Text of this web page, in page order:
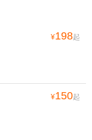
¥198起
¥150起